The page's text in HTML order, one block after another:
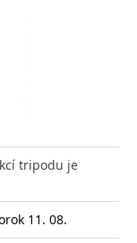
tripodu je
11. 08.